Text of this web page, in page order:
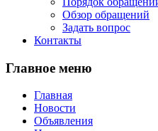
Обзор обращений
Задать вопрос
Контакты
Главное меню
Главная
Новости
Объявления